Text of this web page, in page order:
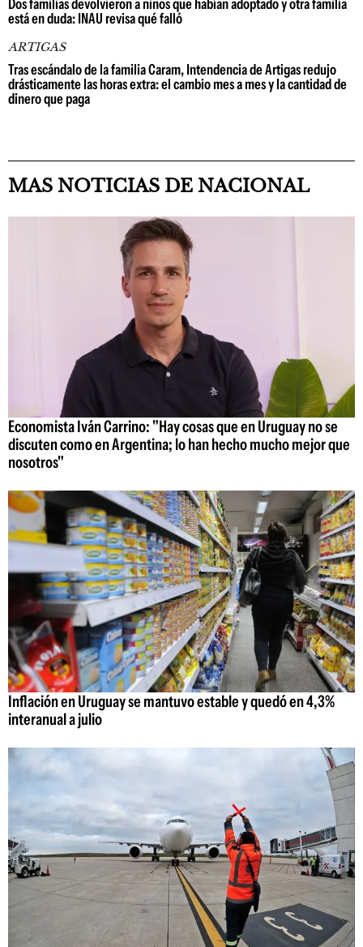
Dos familias devolvieron a niños que habían adoptado y otra familia
está en duda: INAU revisa qué falló
ARTIGAS
Tras escándalo de la familia Caram, Intendencia de Artigas redujo
drásticamente las horas extra: el cambio mes a mes y la cantidad de
dinero que paga
MAS NOTICIAS DE NACIONAL
Economista Iván Carrino: "Hay cosas que en Uruguay no se
discuten como en Argentina; lo han hecho mucho mejor que
nosotros"
Inflación en Uruguay se mantuvo estable y quedó en 4,3%
interanual a julio